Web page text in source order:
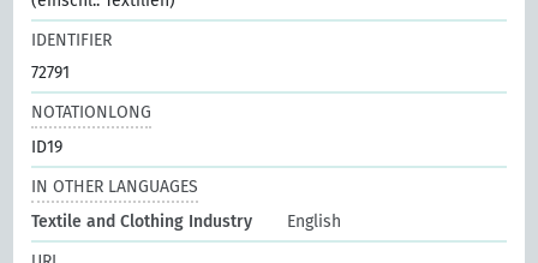
IDENTIFIER
72791
NOTATIONLONG
ID19
IN OTHER LANGUAGES
Textile and Clothing Industry
English